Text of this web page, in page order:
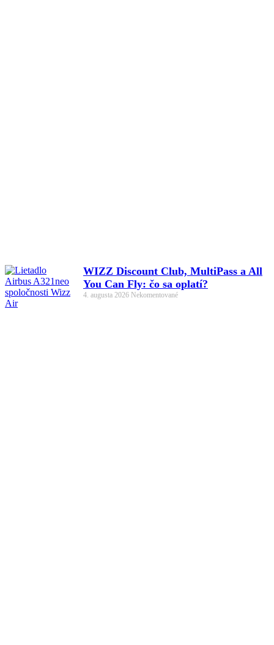
WIZZ Discount Club, MultiPass a All
You Can Fly: čo sa oplatí?
4. augusta 2026 Nekomentované